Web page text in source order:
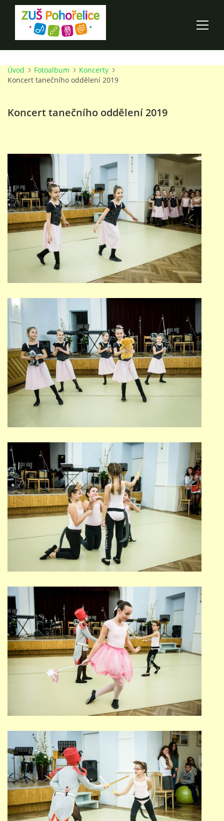
ÚVOD
O ŠKOLE
PRO RODIČE
TALENTOVÉ ZKOUŠKY
STUDIJNÍ OBORY
GALERIE
VIDEA - FILMOVÁ TVORBA
PEDAGOGICKÝ SBOR
DOKUMENTY / KE STAŽENÍ
KURZY
PŘÍMĚSTSKÝ TÁBOR
MISS VÝTVARNÝ MODEL
DOTACE
GDPR
ZUŠ Pohořelice
Školní 462
Pohořelice
691 23
© 2026 eStránky.cz |Tisk|Nahoru ↑
Úvod Fotoalbum
Koncerty
Koncert tanečního oddělení 2019
Koncert tanečního oddělení 2019